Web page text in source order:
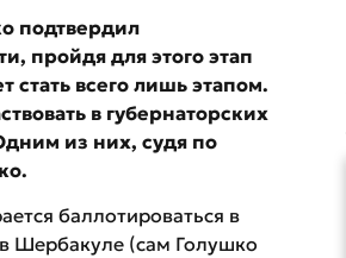
подтвердил
пройдя для этого этап
стать всего лишь этапом.
в губернаторских
из них, судя по
баллотироваться в
Шербакуле (сам Голушко